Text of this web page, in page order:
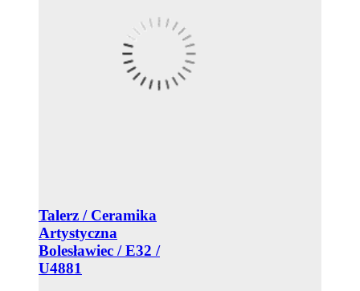
Talerz / Ceramika
Artystyczna
Bolesławiec / E32 /
U4881